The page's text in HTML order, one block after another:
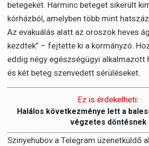
betegeket. Harminc beteget sikerült
kórházból, amelyben több mint
Az evakuálás alatt az oroszok heves
kezdtek” – fejtette ki a kormányzó.
eddig négy egészségügyi alkalmazott
és két beteg szenvedett sérüléseket.
Ez is érdekelheti:
Halálos következménye lett a
végzetes döntésnek
Szinyehubov a Telegram üzenetküldő